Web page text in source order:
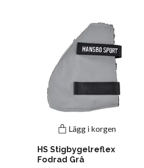
Lägg i korgen
HS Stigbygelreflex
Fodrad Grå